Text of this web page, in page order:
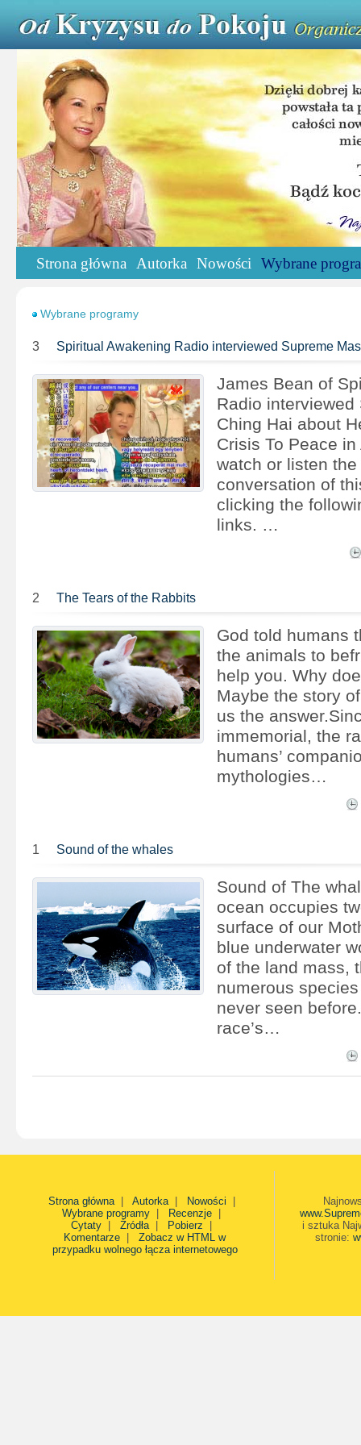
Strona główna Autorka Nowości Wybrane
Wybrane programy
3 Spiritual Awakening Radio interviewed Supreme
James Bean of
Radio interviewed
Ching Hai about
Crisis To Peace
watch or listen
conversation of
clicking the
links. …
2 The Tears of the Rabbits
God told humans
the animals to
help you. Why
Maybe the story
us the
immemorial, the
humans’
mythologies…
1 Sound of the whales
Sound of The
ocean occupies
surface of our
blue underwater
of the land mass,
numerous
never seen
race’s…
Strona główna| Autorka| Nowości
Wybrane programy
Recenzje
Cytaty
Źródła| Pobierz
Komentarze
Zobacz w HTML w
przypadku wolnego łącza internetowego
i sztuka
stronie: